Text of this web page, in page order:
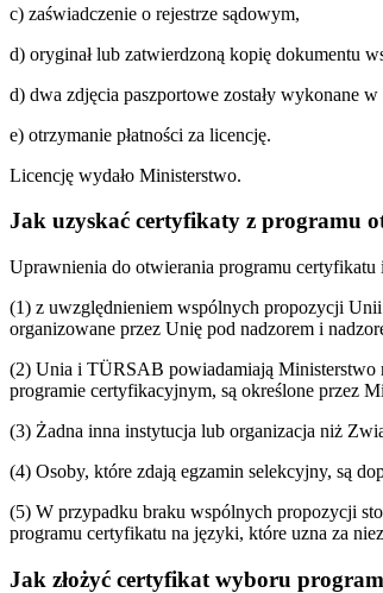
c) zaświadczenie o rejestrze sądowym,
d) oryginał lub zatwierdzoną kopię dokumentu
d) dwa zdjęcia paszportowe zostały wykonane
e) otrzymanie płatności za licencję.
Licencję wydało Ministerstwo.
Jak uzyskać certyfikaty z programu
Uprawnienia do otwierania programu certyfikatu
(1) z uwzględnieniem wspólnych propozycji
organizowane przez Unię pod nadzorem i
(2) Unia i TÜRSAB powiadamiają Ministerstwo
programie certyfikacyjnym, są określone przez
(3) Żadna inna instytucja lub organizacja niż
(4) Osoby, które zdają egzamin selekcyjny, są
(5) W przypadku braku wspólnych propozycji
programu certyfikatu na języki, które uzna za
Jak złożyć certyfikat wyboru